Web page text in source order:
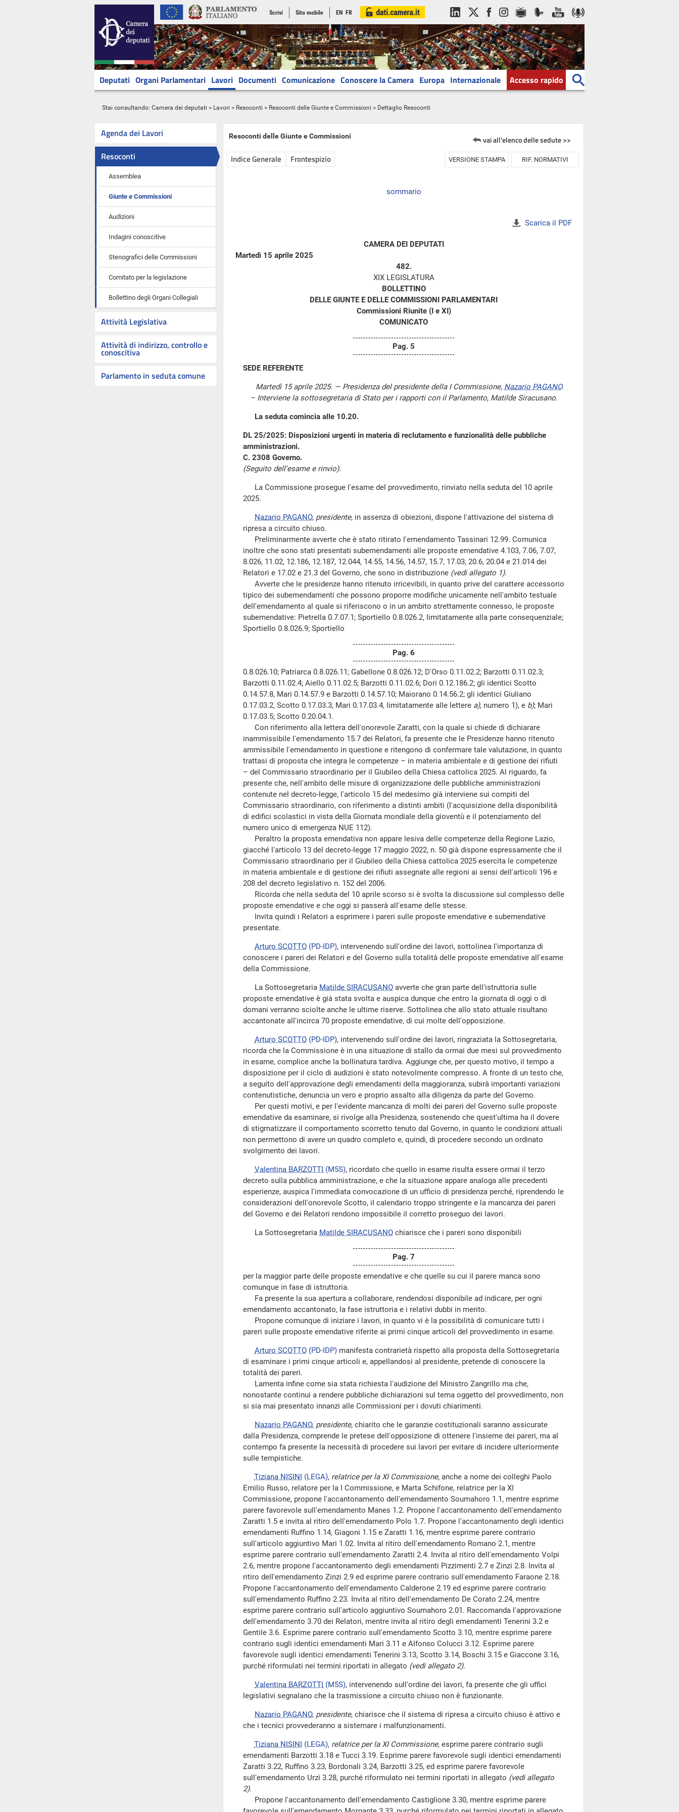
Scrivi Sito mobile EN FR
Deputati Organi Parlamentari Lavori Documenti Comunicazione Conoscere la Camera Europa Internazionale Accesso rapido
Stai consultando: Camera dei deputati > Lavori > Resoconti > Resoconti delle Giunte e Commissioni > Dettaglio Resoconti
Agenda dei Lavori
Resoconti
Assemblea
Giunte e Commissioni
Audizioni
Indagini conoscitive
Stenografici delle Commissioni
Comitato per la legislazione
Bollettino degli Organi Collegiali
Attività Legislativa
Attività di indirizzo, controllo e
conoscitiva
Parlamento in seduta comune
Resoconti delle Giunte e Commissioni vai all'elenco delle sedute >>
Indice Generale Frontespizio VERSIONE STAMPA RIF. NORMATIVI
sommario
Scarica il PDF
CAMERA DEI DEPUTATI
Martedì 15 aprile 2025
482.
XIX LEGISLATURA
BOLLETTINO
DELLE GIUNTE E DELLE COMMISSIONI PARLAMENTARI
Commissioni Riunite (I e XI)
COMUNICATO
Pag. 5
SEDE REFERENTE
Martedì 15 aprile 2025. — Presidenza del presidente della I Commissione, Nazario PAGANO.
– Interviene la sottosegretaria di Stato per i rapporti con il Parlamento, Matilde Siracusano.
La seduta comincia alle 10.20.
DL 25/2025: Disposizioni urgenti in materia di reclutamento e funzionalità delle pubbliche
amministrazioni.
C. 2308 Governo.
(Seguito dell'esame e rinvio).
La Commissione prosegue l'esame del provvedimento, rinviato nella seduta del 10 aprile
2025.
Nazario PAGANO, presidente, in assenza di obiezioni, dispone l'attivazione del sistema di
ripresa a circuito chiuso.
Preliminarmente avverte che è stato ritirato l'emendamento Tassinari 12.99. Comunica
inoltre che sono stati presentati subemendamenti alle proposte emendative 4.103, 7.06, 7.07,
8.026, 11.02, 12.186, 12.187, 12.044, 14.55, 14.56, 14.57, 15.7, 17.03, 20.6, 20.04 e 21.014 dei
Relatori e 17.02 e 21.3 del Governo, che sono in distribuzione (vedi allegato 1).
Avverte che le presidenze hanno ritenuto irricevibili, in quanto prive del carattere accessorio
tipico dei subemendamenti che possono proporre modifiche unicamente nell'ambito testuale
dell'emendamento al quale si riferiscono o in un ambito strettamente connesso, le proposte
subemendative: Pietrella 0.7.07.1; Sportiello 0.8.026.2, limitatamente alla parte consequenziale;
Sportiello 0.8.026.9; Sportiello
Pag. 6
0.8.026.10; Patriarca 0.8.026.11; Gabellone 0.8.026.12; D'Orso 0.11.02.2; Barzotti 0.11.02.3;
Barzotti 0.11.02.4; Aiello 0.11.02.5; Barzotti 0.11.02.6; Dori 0.12.186.2; gli identici Scotto
0.14.57.8, Mari 0.14.57.9 e Barzotti 0.14.57.10; Maiorano 0.14.56.2; gli identici Giuliano
0.17.03.2, Scotto 0.17.03.3, Mari 0.17.03.4, limitatamente alle lettere a), numero 1), e b); Mari
0.17.03.5; Scotto 0.20.04.1.
Con riferimento alla lettera dell'onorevole Zaratti, con la quale si chiede di dichiarare
inammissibile l'emendamento 15.7 dei Relatori, fa presente che le Presidenze hanno ritenuto
ammissibile l'emendamento in questione e ritengono di confermare tale valutazione, in quanto
trattasi di proposta che integra le competenze – in materia ambientale e di gestione dei rifiuti
– del Commissario straordinario per il Giubileo della Chiesa cattolica 2025. Al riguardo, fa
presente che, nell'ambito delle misure di organizzazione delle pubbliche amministrazioni
contenute nel decreto-legge, l'articolo 15 del medesimo già interviene sui compiti del
Commissario straordinario, con riferimento a distinti ambiti (l'acquisizione della disponibilità
di edifici scolastici in vista della Giornata mondiale della gioventù e il potenziamento del
numero unico di emergenza NUE 112).
Peraltro la proposta emendativa non appare lesiva delle competenze della Regione Lazio,
giacché l'articolo 13 del decreto-legge 17 maggio 2022, n. 50 già dispone espressamente che il
Commissario straordinario per il Giubileo della Chiesa cattolica 2025 esercita le competenze
in materia ambientale e di gestione dei rifiuti assegnate alle regioni ai sensi dell'articoli 196 e
208 del decreto legislativo n. 152 del 2006.
Ricorda che nella seduta del 10 aprile scorso si è svolta la discussione sul complesso delle
proposte emendative e che oggi si passerà all'esame delle stesse.
Invita quindi i Relatori a esprimere i pareri sulle proposte emendative e subemendative
presentate.
Arturo SCOTTO (PD-IDP), intervenendo sull'ordine dei lavori, sottolinea l'importanza di
conoscere i pareri dei Relatori e del Governo sulla totalità delle proposte emendative all'esame
della Commissione.
La Sottosegretaria Matilde SIRACUSANO avverte che gran parte dell'istruttoria sulle
proposte emendative è già stata svolta e auspica dunque che entro la giornata di oggi o di
domani verranno sciolte anche le ultime riserve. Sottolinea che allo stato attuale risultano
accantonate all'incirca 70 proposte emendative, di cui molte dell'opposizione.
Arturo SCOTTO (PD-IDP), intervenendo sull'ordine dei lavori, ringraziata la Sottosegretaria,
ricorda che la Commissione è in una situazione di stallo da ormai due mesi sul provvedimento
in esame, complice anche la bollinatura tardiva. Aggiunge che, per questo motivo, il tempo a
disposizione per il ciclo di audizioni è stato notevolmente compresso. A fronte di un testo che,
a seguito dell'approvazione degli emendamenti della maggioranza, subirà importanti variazioni
contenutistiche, denuncia un vero e proprio assalto alla diligenza da parte del Governo.
Per questi motivi, e per l'evidente mancanza di molti dei pareri del Governo sulle proposte
emendative da esaminare, si rivolge alla Presidenza, sostenendo che quest'ultima ha il dovere
di stigmatizzare il comportamento scorretto tenuto dal Governo, in quanto le condizioni attuali
non permettono di avere un quadro completo e, quindi, di procedere secondo un ordinato
svolgimento dei lavori.
Valentina BARZOTTI (M5S), ricordato che quello in esame risulta essere ormai il terzo
decreto sulla pubblica amministrazione, e che la situazione appare analoga alle precedenti
esperienze, auspica l'immediata convocazione di un ufficio di presidenza perché, riprendendo le
considerazioni dell'onorevole Scotto, il calendario troppo stringente e la mancanza dei pareri
del Governo e dei Relatori rendono impossibile il corretto proseguo dei lavori.
La Sottosegretaria Matilde SIRACUSANO chiarisce che i pareri sono disponibili
Pag. 7
per la maggior parte delle proposte emendative e che quelle su cui il parere manca sono
comunque in fase di istruttoria.
Fa presente la sua apertura a collaborare, rendendosi disponibile ad indicare, per ogni
emendamento accantonato, la fase istruttoria e i relativi dubbi in merito.
Propone comunque di iniziare i lavori, in quanto vi è la possibilità di comunicare tutti i
pareri sulle proposte emendative riferite ai primi cinque articoli del provvedimento in esame.
Arturo SCOTTO (PD-IDP) manifesta contrarietà rispetto alla proposta della Sottosegretaria
di esaminare i primi cinque articoli e, appellandosi al presidente, pretende di conoscere la
totalità dei pareri.
Lamenta infine come sia stata richiesta l'audizione del Ministro Zangrillo ma che,
nonostante continui a rendere pubbliche dichiarazioni sul tema oggetto del provvedimento, non
si sia mai presentato innanzi alle Commissioni per i dovuti chiarimenti.
Nazario PAGANO, presidente, chiarito che le garanzie costituzionali saranno assicurate
dalla Presidenza, comprende le pretese dell'opposizione di ottenere l'insieme dei pareri, ma al
contempo fa presente la necessità di procedere sui lavori per evitare di incidere ulteriormente
sulle tempistiche.
Tiziana NISINI (LEGA), relatrice per la XI Commissione, anche a nome dei colleghi Paolo
Emilio Russo, relatore per la I Commissione, e Marta Schifone, relatrice per la XI
Commissione, propone l'accantonamento dell'emendamento Soumahoro 1.1, mentre esprime
parere favorevole sull'emendamento Manes 1.2. Propone l'accantonamento dell'emendamento
Zaratti 1.5 e invita al ritiro dell'emendamento Polo 1.7. Propone l'accantonamento degli identici
emendamenti Ruffino 1.14, Giagoni 1.15 e Zaratti 1.16, mentre esprime parere contrario
sull'articolo aggiuntivo Mari 1.02. Invita al ritiro dell'emendamento Romano 2.1, mentre
esprime parere contrario sull'emendamento Zaratti 2.4. Invita al ritiro dell'emendamento Volpi
2.6, mentre propone l'accantonamento degli emendamenti Pizzimenti 2.7 e Zinzi 2.8. Invita al
ritiro dell'emendamento Zinzi 2.9 ed esprime parere contrario sull'emendamento Faraone 2.18.
Propone l'accantonamento dell'emendamento Calderone 2.19 ed esprime parere contrario
sull'emendamento Ruffino 2.23. Invita al ritiro dell'emendamento De Corato 2.24, mentre
esprime parere contrario sull'articolo aggiuntivo Soumahoro 2.01. Raccomanda l'approvazione
dell'emendamento 3.70 dei Relatori, mentre invita al ritiro degli emendamenti Tenerini 3.2 e
Gentile 3.6. Esprime parere contrario sull'emendamento Scotto 3.10, mentre esprime parere
contrario sugli identici emendamenti Mari 3.11 e Alfonso Colucci 3.12. Esprime parere
favorevole sugli identici emendamenti Tenerini 3.13, Scotto 3.14, Boschi 3.15 e Giaccone 3.16,
purché riformulati nei termini riportati in allegato (vedi allegato 2).
Valentina BARZOTTI (M5S), intervenendo sull'ordine dei lavori, fa presente che gli uffici
legislativi segnalano che la trasmissione a circuito chiuso non è funzionante.
Nazario PAGANO, presidente, chiarisce che il sistema di ripresa a circuito chiuso è attivo e
che i tecnici provvederanno a sistemare i malfunzionamenti.
Tiziana NISINI (LEGA), relatrice per la XI Commissione, esprime parere contrario sugli
emendamenti Barzotti 3.18 e Tucci 3.19. Esprime parere favorevole sugli identici emendamenti
Zaratti 3.22, Ruffino 3.23, Bordonali 3.24, Barzotti 3.25, ed esprime parere favorevole
sull'emendamento Urzì 3.28, purché riformulato nei termini riportati in allegato (vedi allegato
2).
Propone l'accantonamento dell'emendamento Castiglione 3.30, mentre esprime parere